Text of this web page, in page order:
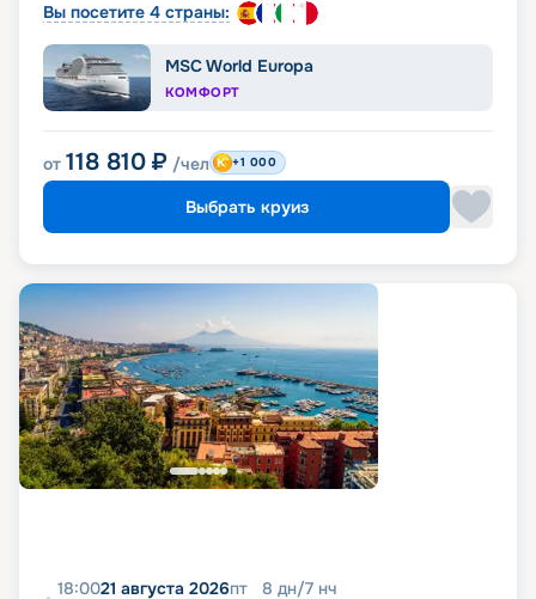
Вы посетите 4 страны:
MSC World Europa
КОМФОРТ
от 118 810 ₽ /чел +1 000
Выбрать круиз
18:0021 августа 2026пт 8 дн/7 нч